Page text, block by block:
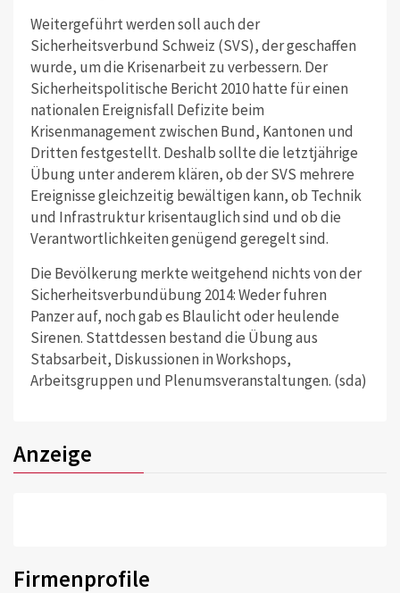
Weitergeführt werden soll auch der
Sicherheitsverbund Schweiz (SVS), der geschaffen
wurde, um die Krisenarbeit zu verbessern. Der
Sicherheitspolitische Bericht 2010 hatte für einen
nationalen Ereignisfall Defizite beim
Krisenmanagement zwischen Bund, Kantonen und
Dritten festgestellt. Deshalb sollte die letztjährige
Übung unter anderem klären, ob der SVS mehrere
Ereignisse gleichzeitig bewältigen kann, ob Technik
und Infrastruktur krisentauglich sind und ob die
Verantwortlichkeiten genügend geregelt sind.
Die Bevölkerung merkte weitgehend nichts von der
Sicherheitsverbundübung 2014: Weder fuhren
Panzer auf, noch gab es Blaulicht oder heulende
Sirenen. Stattdessen bestand die Übung aus
Stabsarbeit, Diskussionen in Workshops,
Arbeitsgruppen und Plenumsveranstaltungen. (sda)
Anzeige
Firmenprofile